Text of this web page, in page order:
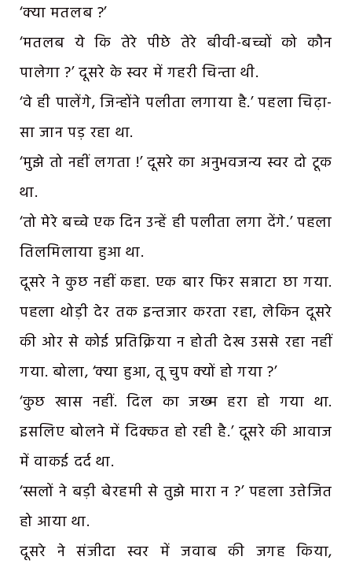
‘क्या मतलब ?’
‘मतलब ये कि तेरे पीछे तेरे बीवी-बच्चों को कौन
पालेगा ?’ दूसरे के स्वर में गहरी चिन्ता थी.
‘वे ही पालेंगे, जिन्होंने पलीता लगाया है.’ पहला चिढ़ा-
सा जान पड़ रहा था.
‘मुझे तो नहीं लगता !’ दूसरे का अनुभवजन्य स्वर दो टूक
था.
‘तो मेरे बच्चे एक दिन उन्हें ही पलीता लगा देंगे.’ पहला
तिलमिलाया हुआ था.
दूसरे ने कुछ नहीं कहा. एक बार फिर सन्नाटा छा गया.
पहला थोड़ी देर तक इन्तजार करता रहा, लेकिन दूसरे
की ओर से कोई प्रतिक्रिया न होती देख उससे रहा नहीं
गया. बोला, ‘क्या हुआ, तू चुप क्यों हो गया ?’
‘कुछ खास नहीं. दिल का जख्म हरा हो गया था.
इसलिए बोलने में दिक्कत हो रही है.’ दूसरे की आवाज
में वाकई दर्द था.
‘स्सलों ने बड़ी बेरहमी से तुझे मारा न ?’ पहला उत्तेजित
हो आया था.
दूसरे ने संजीदा स्वर में जवाब की जगह किया,